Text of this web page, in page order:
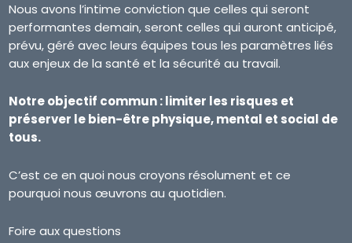
Nous avons l’intime conviction que celles qui seront
performantes demain, seront celles qui auront anticipé,
prévu, géré avec leurs équipes tous les paramètres liés
aux enjeux de la santé et la sécurité au travail.
Notre objectif commun : limiter les risques et
préserver le bien-être physique, mental et social de
tous.
C’est ce en quoi nous croyons résolument et ce
pourquoi nous œuvrons au quotidien.
Foire aux questions